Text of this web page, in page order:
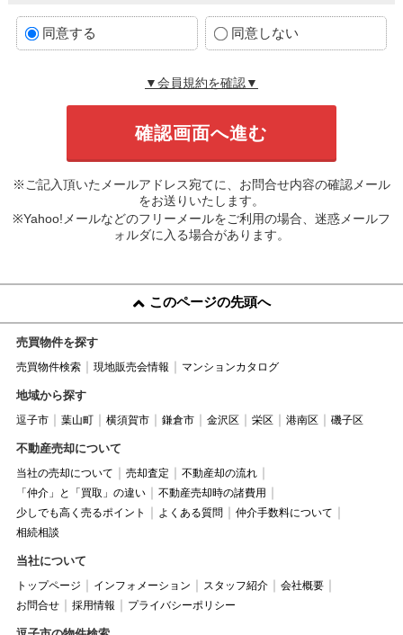
同意する 同意しない
▼会員規約を確認▼
※ご記入頂いたメールアドレス宛てに、お問合せ内容の確認メール
をお送りいたします。
※Yahoo!メールなどのフリーメールをご利用の場合、迷惑メールフ
ォルダに入る場合があります。
このページの先頭へ
売買物件を探す
売買物件検索 現地販売会情報 マンションカタログ
地域から探す
逗子市 葉山町 横須賀市 鎌倉市 金沢区 栄区 港南区 磯子区
不動産売却について
当社の売却について 売却査定
不動産却の流れ
「仲介」と「買取」の違い
不動産売却時の諸費用
少しでも高く売るポイント
よくある質問
仲介手数料について
相続相談
当社について
トップページ インフォメーション スタッフ紹介
会社概要
お問合せ
採用情報 プライバシーポリシー